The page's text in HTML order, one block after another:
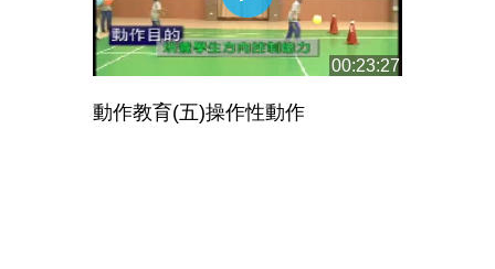
00:23:27
動作教育(五)操作性動作